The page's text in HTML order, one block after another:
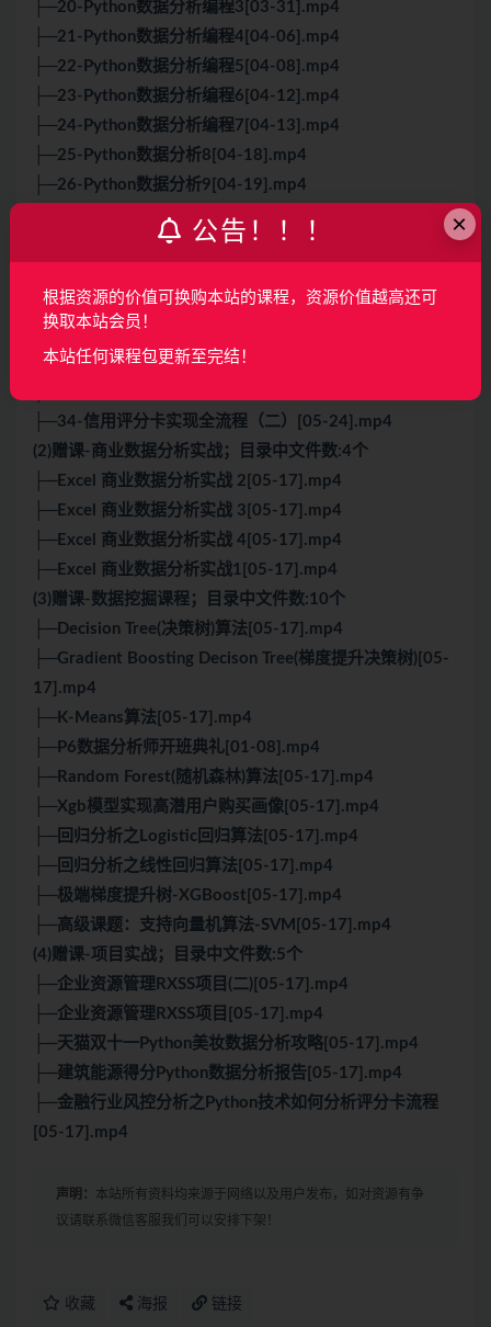
├─20-Python数据分析编程3[03-31].mp4
├─21-Python数据分析编程4[04-06].mp4
├─22-Python数据分析编程5[04-08].mp4
├─23-Python数据分析编程6[04-12].mp4
├─24-Python数据分析编程7[04-13].mp4
├─25-Python数据分析8[04-18].mp4
├─26-Python数据分析9[04-19].mp4
├─27-统计学基础-描述统计学[04-27].mp4
├─28-统计学基础-中心极限定理[05-05].mp4
├─30-统计学基础-抽样[05-12].mp4
├─31-电商案例文本挖掘[05-17].mp4
├─32-银行个人客户偏好分析[05-18].mp4
├─34-信用评分卡实现全流程（二）[05-24].mp4
(2)赠课-商业数据分析实战；目录中文件数:4个
├─Excel 商业数据分析实战 2[05-17].mp4
├─Excel 商业数据分析实战 3[05-17].mp4
├─Excel 商业数据分析实战 4[05-17].mp4
├─Excel 商业数据分析实战1[05-17].mp4
(3)赠课-数据挖掘课程；目录中文件数:10个
├─Decision Tree(决策树)算法[05-17].mp4
├─Gradient Boosting Decison Tree(梯度提升决策树)[05-
17].mp4
├─K-Means算法[05-17].mp4
├─P6数据分析师开班典礼[01-08].mp4
├─Random Forest(随机森林)算法[05-17].mp4
├─Xgb模型实现高潜用户购买画像[05-17].mp4
├─回归分析之Logistic回归算法[05-17].mp4
├─回归分析之线性回归算法[05-17].mp4
├─极端梯度提升树-XGBoost[05-17].mp4
├─高级课题：支持向量机算法-SVM[05-17].mp4
(4)赠课-项目实战；目录中文件数:5个
├─企业资源管理RXSS项目(二)[05-17].mp4
├─企业资源管理RXSS项目[05-17].mp4
├─天猫双十一Python美妆数据分析攻略[05-17].mp4
├─建筑能源得分Python数据分析报告[05-17].mp4
├─金融行业风控分析之Python技术如何分析评分卡流程
[05-17].mp4
声明： 本站所有资料均来源于网络以及用户发布，如对资源有争
议请联系微信客服我们可以安排下架！
收藏 海报 链接
×
公告！！！
根据资源的价值可换购本站的课程，资源价值越高还可
换取本站会员！
本站任何课程包更新至完结！